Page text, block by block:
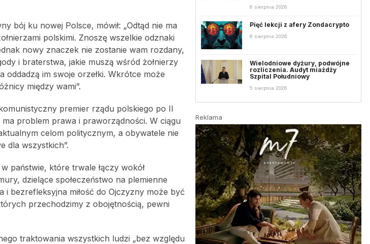
bój ku nowej Polsce, mówił: „Odtąd nie ma
polskimi. Znoszę wszelkie odznaki
nowy znaczek nie zostanie wam rozdany,
i braterstwa, jakie muszą wśród żołnierzy
im swoje orzełki. Wkrótce może
między wami”.
premier rządu polskiego po II
problem prawa i praworządności. W ciągu
celom politycznym, a obywatele nie
dla wszystkich”.
państwie, które trwale łączy wokół
dzielące społeczeństwo na plemienne
bezrefleksyjna miłość do Ojczyzny może być
przechodzimy z obojętnością, pewni
traktowania wszystkich ludzi „bez względu
6 sierpnia 2026
Pięć lekcji z afery Zondacrypto
6 sierpnia 2026
Wielodniowe dyżury, podwójne
rozliczenia. Audyt miażdży
Szpital Południowy
5 sierpnia 2026
Reklama